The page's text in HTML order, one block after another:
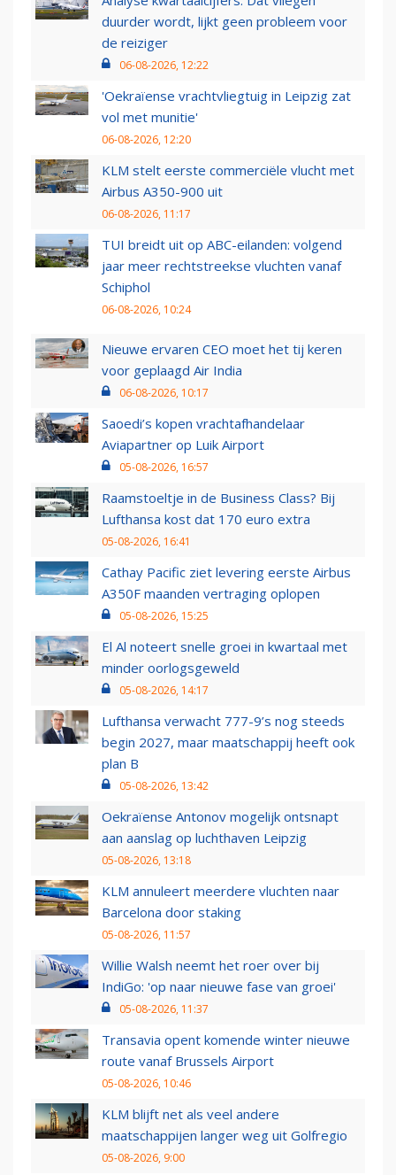
duurder wordt, lijkt geen probleem voor
de reiziger
06-08-2026, 12:22
'Oekraïense vrachtvliegtuig in Leipzig zat
vol met munitie'
06-08-2026, 12:20
KLM stelt eerste commerciële vlucht met
Airbus A350-900 uit
06-08-2026, 11:17
TUI breidt uit op ABC-eilanden: volgend
jaar meer rechtstreekse vluchten vanaf
Schiphol
06-08-2026, 10:24
Nieuwe ervaren CEO moet het tij keren
voor geplaagd Air India
06-08-2026, 10:17
Saoedi’s kopen vrachtafhandelaar
Aviapartner op Luik Airport
05-08-2026, 16:57
Raamstoeltje in de Business Class? Bij
Lufthansa kost dat 170 euro extra
05-08-2026, 16:41
Cathay Pacific ziet levering eerste Airbus
A350F maanden vertraging oplopen
05-08-2026, 15:25
El Al noteert snelle groei in kwartaal met
minder oorlogsgeweld
05-08-2026, 14:17
Lufthansa verwacht 777-9’s nog steeds
begin 2027, maar maatschappij heeft ook
plan B
05-08-2026, 13:42
Oekraïense Antonov mogelijk ontsnapt
aan aanslag op luchthaven Leipzig
05-08-2026, 13:18
KLM annuleert meerdere vluchten naar
Barcelona door staking
05-08-2026, 11:57
Willie Walsh neemt het roer over bij
IndiGo: 'op naar nieuwe fase van groei'
05-08-2026, 11:37
Transavia opent komende winter nieuwe
route vanaf Brussels Airport
05-08-2026, 10:46
KLM blijft net als veel andere
maatschappijen langer weg uit Golfregio
05-08-2026, 9:00